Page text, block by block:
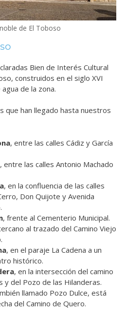
de El Toboso
Bien de Interés Cultural
construidos en el siglo XVI
de la zona.
que han llegado hasta nuestros
, entre las calles Cádiz y García
, entre las calles Antonio Machado
, en la confluencia de las calles
Don Quijote y Avenida
, frente al Cementerio Municipal.
al trazado del Camino Viejo
, en el paraje La Cadena a un
histórico.
, en la intersección del camino
y del Pozo de las Hilanderas.
llamado Pozo Dulce, está
del Camino de Quero.